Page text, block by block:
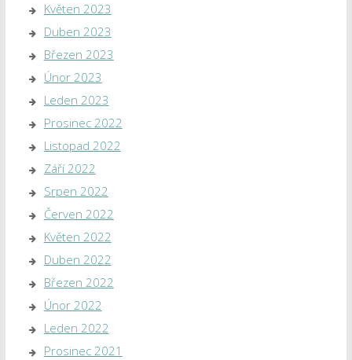
Květen 2023
Duben 2023
Březen 2023
Únor 2023
Leden 2023
Prosinec 2022
Listopad 2022
Září 2022
Srpen 2022
Červen 2022
Květen 2022
Duben 2022
Březen 2022
Únor 2022
Leden 2022
Prosinec 2021